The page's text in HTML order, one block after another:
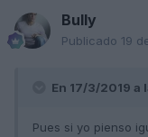
Bully
Publicado 19
En 17/3/2019 a
Pues si yo pienso